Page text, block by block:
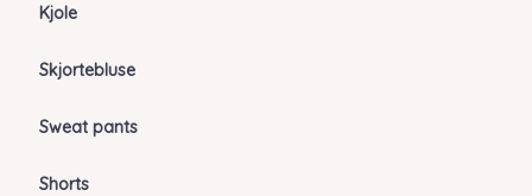
Kjole
Skjortebluse
Sweat pants
Shorts